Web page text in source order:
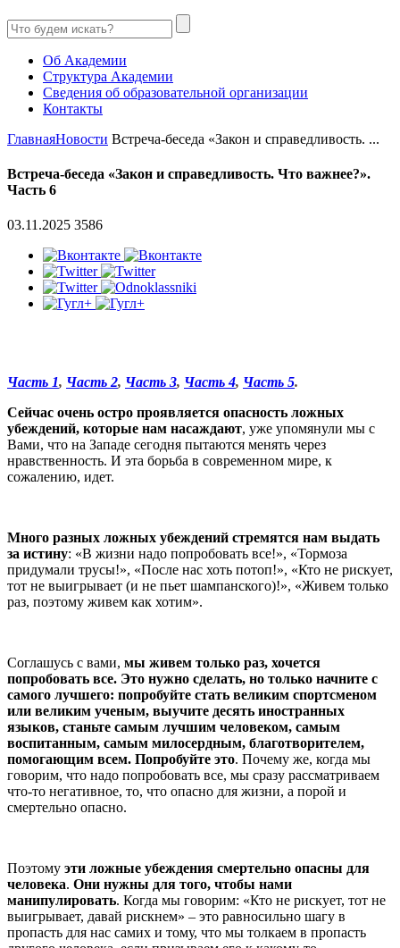
Об Академии
Структура Академии
Сведения об образовательной организации
Контакты
ГлавнаяНовости Встреча-беседа «Закон и справедливость. ...
Встреча-беседа «Закон и справедливость. Что важнее?».
Часть 6
03.11.2025 3586
Часть 1, Часть 2, Часть 3, Часть 4, Часть 5.
Сейчас очень остро проявляется опасность ложных
убеждений, которые нам насаждают, уже упомянули мы с
Вами, что на Западе сегодня пытаются менять через
нравственность. И эта борьба в современном мире, к
сожалению, идет.
Много разных ложных убеждений стремятся нам выдать
за истину: «В жизни надо попробовать все!», «Тормоза
придумали трусы!», «После нас хоть потоп!», «Кто не рискует,
тот не выигрывает (и не пьет шампанского)!», «Живем только
раз, поэтому живем как хотим».
Соглашусь с вами, мы живем только раз, хочется
попробовать все. Это нужно сделать, но только начните с
самого лучшего: попробуйте стать великим спортсменом
или великим ученым, выучите десять иностранных
языков, станьте самым лучшим человеком, самым
воспитанным, самым милосердным, благотворителем,
помогающим всем. Попробуйте это. Почему же, когда мы
говорим, что надо попробовать все, мы сразу рассматриваем
что-то негативное, то, что опасно для жизни, а порой и
смертельно опасно.
Поэтому эти ложные убеждения смертельно опасны для
человека. Они нужны для того, чтобы нами
манипулировать. Когда мы говорим: «Кто не рискует, тот не
выигрывает, давай рискнем» – это равносильно шагу в
пропасть для нас самих и тому, что мы толкаем в пропасть